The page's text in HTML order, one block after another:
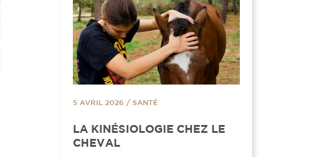
5 AVRIL 2026 / SANTÉ
LA KINÉSIOLOGIE CHEZ LE
CHEVAL